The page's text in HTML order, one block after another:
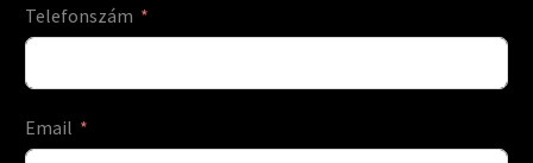
Telefonszám
Email